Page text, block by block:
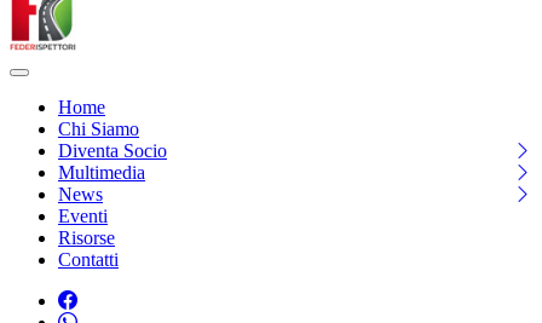
Home
Chi Siamo
Diventa Socio
Multimedia
News
Eventi
Risorse
Contatti